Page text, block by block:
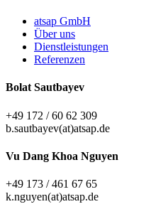
atsap GmbH
Über uns
Dienstleistungen
Referenzen
Bolat Sautbayev
+49 172 / 60 62 309
b.sautbayev(at)atsap.de
Vu Dang Khoa Nguyen
+49 173 / 461 67 65
k.nguyen(at)atsap.de